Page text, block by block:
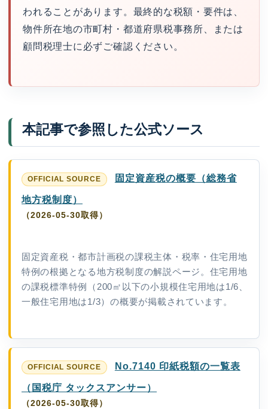
われることがあります。最終的な税額・要件は、
物件所在地の市町村・都道府県税事務所、または
顧問税理士に必ずご確認ください。
本記事で参照した公式ソース
固定資産税の概要（総務省
地方税制度）
（2026-05-30取得）
固定資産税・都市計画税の課税主体・税率・住宅用地
特例の根拠となる地方税制度の解説ページ。住宅用地
の課税標準特例（200㎡以下の小規模住宅用地は1/6、
一般住宅用地は1/3）の概要が掲載されています。
No.7140 印紙税額の一覧表
（国税庁 タックスアンサー）
（2026-05-30取得）